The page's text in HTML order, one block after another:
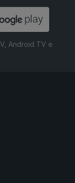
Android TV e